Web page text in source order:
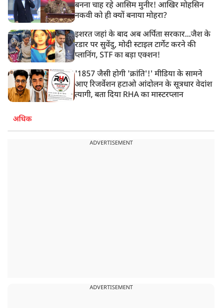
बनना चाह रहे आसिम मुनीर! आखिर मोहसिन
नकवी को ही क्यों बनाया मोहरा?
इशरत जहां के बाद अब अर्पिता सरकार...जैश के
रडार पर सुवेंदु, मोदी स्टाइल टार्गेट करने की
प्लानिंग, STF का बड़ा एक्शन!
'1857 जैसी होगी 'क्रांति'!' मीडिया के सामने
आए रिजर्वेशन हटाओ आंदोलन के सूत्रधार वेदांश
त्यागी, बता दिया RHA का मास्टरप्लान
अधिक
ADVERTISEMENT
ADVERTISEMENT